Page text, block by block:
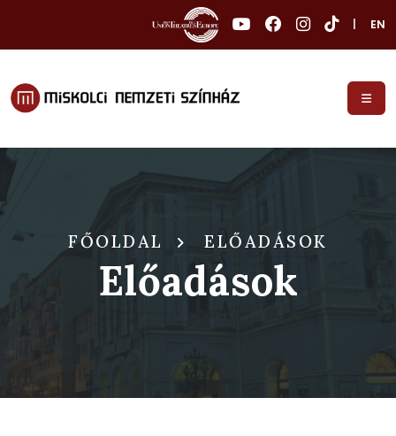
EN
FŐOLDAL ELŐADÁSOK
Előadások